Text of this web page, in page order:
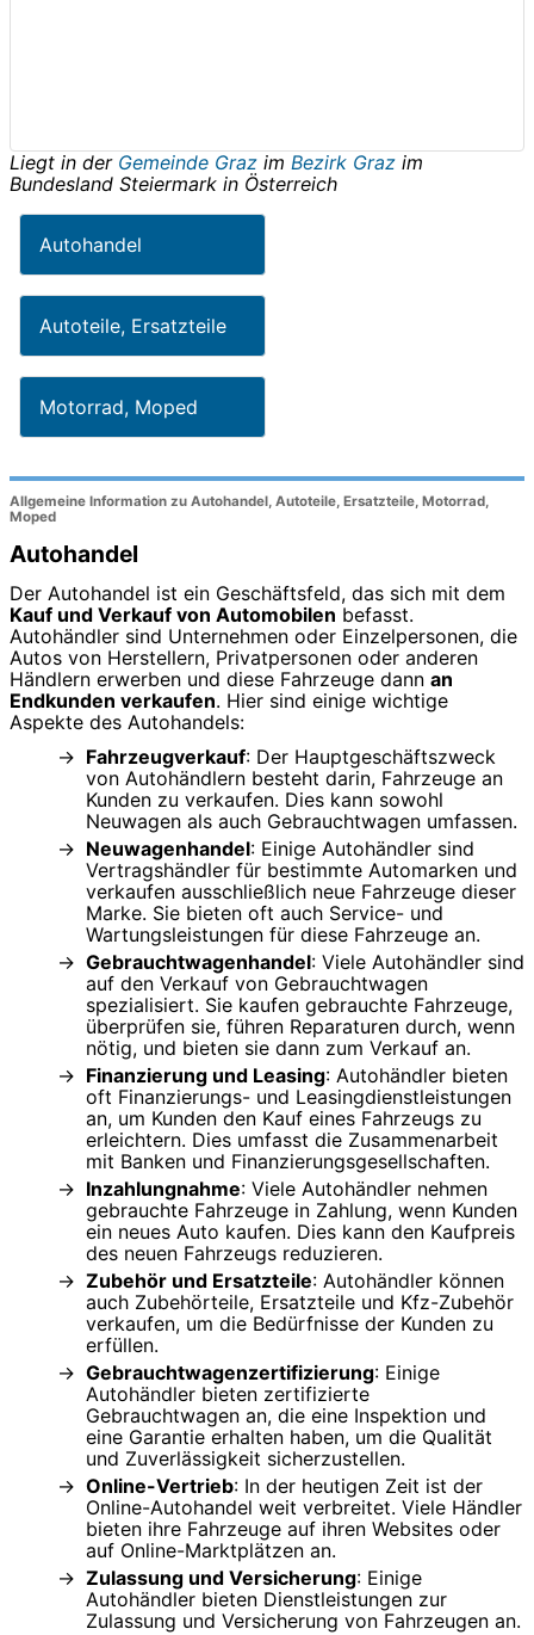
Liegt in der Gemeinde Graz im Bezirk Graz im
Bundesland Steiermark in Österreich
Autohandel
Autoteile, Ersatzteile
Motorrad, Moped
Allgemeine Information zu Autohandel, Autoteile, Ersatzteile, Motorrad,
Moped
Autohandel
Der Autohandel ist ein Geschäftsfeld, das sich mit dem
Kauf und Verkauf von Automobilen befasst.
Autohändler sind Unternehmen oder Einzelpersonen, die
Autos von Herstellern, Privatpersonen oder anderen
Händlern erwerben und diese Fahrzeuge dann an
Endkunden verkaufen. Hier sind einige wichtige
Aspekte des Autohandels:
Fahrzeugverkauf: Der Hauptgeschäftszweck
von Autohändlern besteht darin, Fahrzeuge an
Kunden zu verkaufen. Dies kann sowohl
Neuwagen als auch Gebrauchtwagen umfassen.
Neuwagenhandel: Einige Autohändler sind
Vertragshändler für bestimmte Automarken und
verkaufen ausschließlich neue Fahrzeuge dieser
Marke. Sie bieten oft auch Service- und
Wartungsleistungen für diese Fahrzeuge an.
Gebrauchtwagenhandel: Viele Autohändler sind
auf den Verkauf von Gebrauchtwagen
spezialisiert. Sie kaufen gebrauchte Fahrzeuge,
überprüfen sie, führen Reparaturen durch, wenn
nötig, und bieten sie dann zum Verkauf an.
Finanzierung und Leasing: Autohändler bieten
oft Finanzierungs- und Leasingdienstleistungen
an, um Kunden den Kauf eines Fahrzeugs zu
erleichtern. Dies umfasst die Zusammenarbeit
mit Banken und Finanzierungsgesellschaften.
Inzahlungnahme: Viele Autohändler nehmen
gebrauchte Fahrzeuge in Zahlung, wenn Kunden
ein neues Auto kaufen. Dies kann den Kaufpreis
des neuen Fahrzeugs reduzieren.
Zubehör und Ersatzteile: Autohändler können
auch Zubehörteile, Ersatzteile und Kfz-Zubehör
verkaufen, um die Bedürfnisse der Kunden zu
erfüllen.
Gebrauchtwagenzertifizierung: Einige
Autohändler bieten zertifizierte
Gebrauchtwagen an, die eine Inspektion und
eine Garantie erhalten haben, um die Qualität
und Zuverlässigkeit sicherzustellen.
Online-Vertrieb: In der heutigen Zeit ist der
Online-Autohandel weit verbreitet. Viele Händler
bieten ihre Fahrzeuge auf ihren Websites oder
auf Online-Marktplätzen an.
Zulassung und Versicherung: Einige
Autohändler bieten Dienstleistungen zur
Zulassung und Versicherung von Fahrzeugen an.